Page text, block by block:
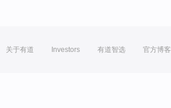
关于有道 Investors 有道智选 官方博客